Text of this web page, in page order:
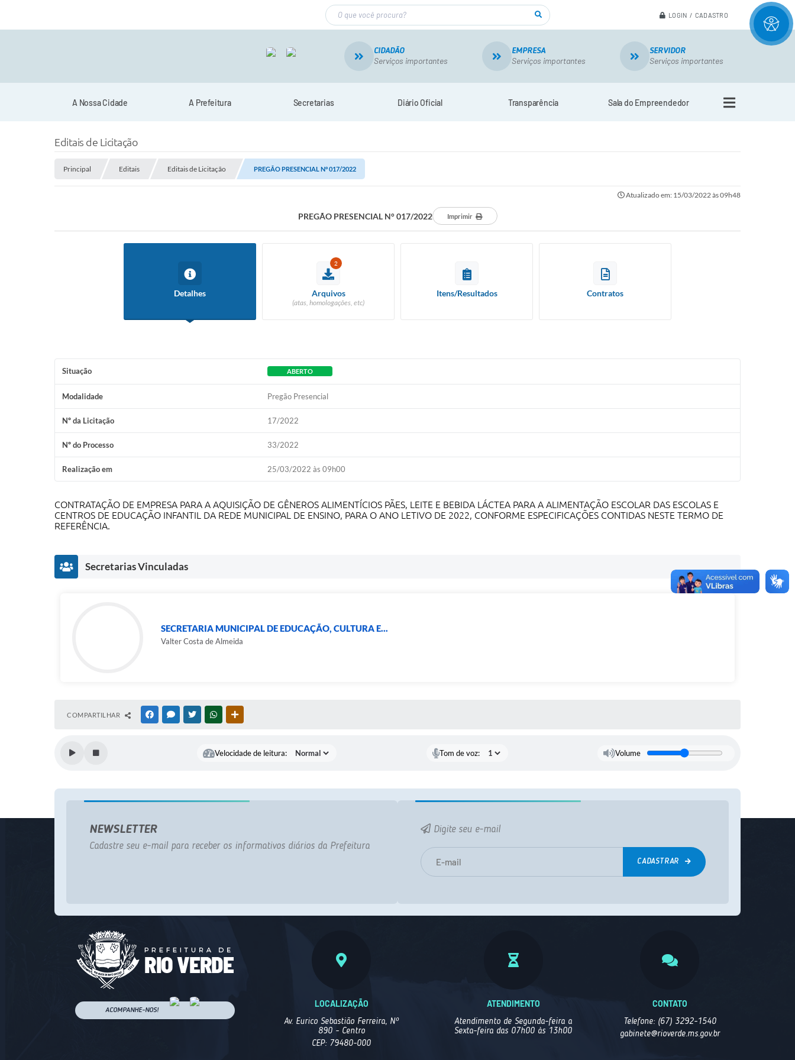
LOGIN / CADASTRO
CIDADÃO
Serviços importantes
EMPRESA
Serviços importantes
SERVIDOR
Serviços importantes
A Nossa Cidade A Prefeitura Secretarias Diário Oficial Transparência Sala do Empreendedor
Editais de Licitação
Principal Editais Editais de Licitação PREGÃO PRESENCIAL N° 017/2022
Atualizado em: 15/03/2022 às 09h48
PREGÃO PRESENCIAL N° 017/2022 Imprimir
Detalhes
2
Arquivos
(atas, homologações, etc)
Itens/Resultados Contratos
Situação ABERTO
Modalidade Pregão Presencial
Nº da Licitação 17/2022
Nº do Processo 33/2022
Realização em 25/03/2022 às 09h00
CONTRATAÇÃO DE EMPRESA PARA A AQUISIÇÃO DE GÊNEROS ALIMENTÍCIOS PÃES, LEITE E BEBIDA LÁCTEA PARA A ALIMENTAÇÃO ESCOLAR DAS ESCOLAS E
CENTROS DE EDUCAÇÃO INFANTIL DA REDE MUNICIPAL DE ENSINO, PARA O ANO LETIVO DE 2022, CONFORME ESPECIFICAÇÕES CONTIDAS NESTE TERMO DE
REFERÊNCIA.
Secretarias Vinculadas
SECRETARIA MUNICIPAL DE EDUCAÇÃO, CULTURA E...
Valter Costa de Almeida
COMPARTILHAR FACEBOOKMESSENGER
TWITTERWHATSAPP
Velocidade de leitura: Tom de voz: Volume
NEWSLETTER
Cadastre seu e-mail para receber os informativos diários da Prefeitura
Digite seu e-mail
CADASTRAR
ACOMPANHE-NOS!
LOCALIZAÇÃO
Av. Eurico Sebastião Ferreira, Nº
890 - Centro
CEP: 79480-000
ATENDIMENTO
Atendimento de Segunda-feira a
Sexta-feira das 07h00 às 13h00
CONTATO
Telefone: (67) 3292-1540
gabinete@rioverde.ms.gov.br